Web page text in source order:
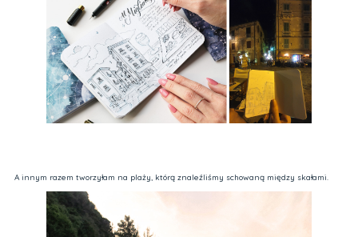
A innym razem tworzyłam na plaży, którą znaleźliśmy schowaną między skałami.